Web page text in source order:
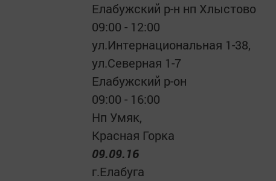
Елабужский р-н нп Хлыстово
09:00 - 12:00
ул.Интернациональная 1-38,
ул.Северная 1-7
Елабужский р-он
09:00 - 16:00
Нп Умяк,
Красная Горка
09.09.16
г.Елабуга